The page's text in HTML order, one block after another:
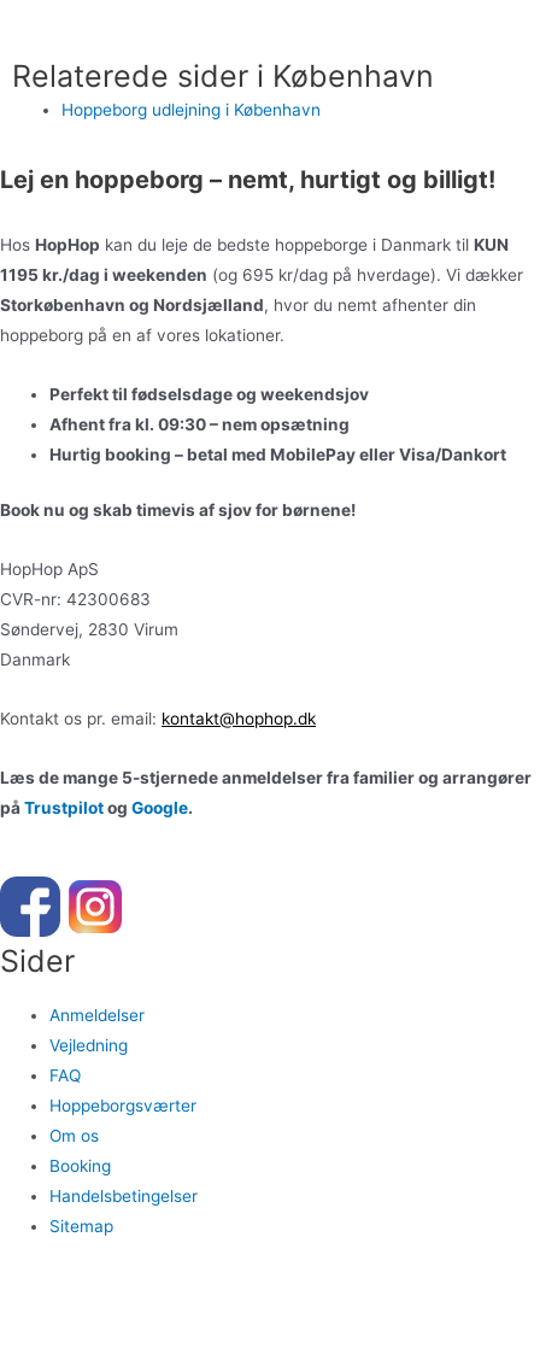
Relaterede sider i København
Hoppeborg udlejning i København
Lej en hoppeborg – nemt, hurtigt og billigt!
Hos HopHop kan du leje de bedste hoppeborge i Danmark til KUN
1195 kr./dag i weekenden (og 695 kr/dag på hverdage). Vi dækker
Storkøbenhavn og Nordsjælland, hvor du nemt afhenter din
hoppeborg på en af vores lokationer.
Perfekt til fødselsdage og weekendsjov
Afhent fra kl. 09:30 – nem opsætning
Hurtig booking – betal med MobilePay eller Visa/Dankort
Book nu og skab timevis af sjov for børnene!
HopHop ApS
CVR-nr: 42300683
Søndervej, 2830 Virum
Danmark
Kontakt os pr. email: kontakt@hophop.dk
Læs de mange 5-stjernede anmeldelser fra familier og arrangører
påTrustpilotog Google.
Sider
Anmeldelser
Vejledning
FAQ
Hoppeborgsværter
Om os
Booking
Handelsbetingelser
Sitemap